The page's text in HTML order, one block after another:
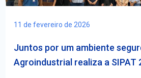
Juntos por um ambiente
Agroindustrial realiza a SIPAT
11 de fevereiro de 2026